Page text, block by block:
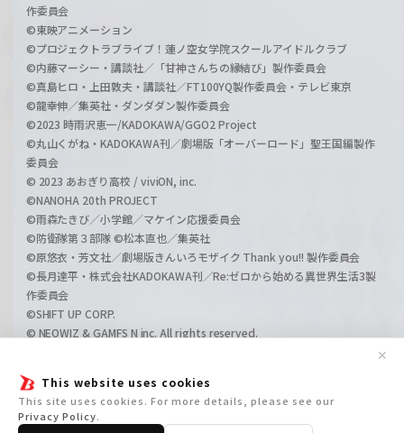
This website uses cookies
This site uses cookies. For more details, please see our
Privacy Policy.
✕
作委員会
©東映アニメーション
©プロジェクトラブライブ！蓮ノ空女学院スクールアイドルクラブ
©内藤マーシー・講談社／「甘神さんちの縁結び」製作委員会
©真島ヒロ・上田敦夫・講談社／FT100YQ製作委員会・テレビ東京
©龍幸伸／集英社・ダンダダン製作委員会
©2023 時雨沢恵一/KADOKAWA/GGO2 Project
©丸山くがね・KADOKAWA刊／劇場版「オーバーロード」聖王国編製作
委員会
© 2023 あおぎり高校 / viviON, inc.
©NANOHA 20th PROJECT
©雨森たきび／小学館／マケイン応援委員会
©防衛隊第３部隊 ©松本直也／集英社
©原悠衣・芳文社／劇場版きんいろモザイク Thank you!! 製作委員会
©長月達平・株式会社KADOKAWA刊／Re:ゼロから始める異世界生活3製
作委員会
©SHIFT UP CORP.
© NEOWIZ & GAMFS N inc. All rights reserved.
©GIRLS und PANZER Film Projekt
©GIRLS und PANZER Finale Projekt